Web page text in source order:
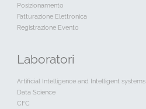
Posizionamento
Fatturazione Elettronica
Registrazione Evento
Laboratori
Artificial Intelligence and Intelligent systems
Data Science
CFC